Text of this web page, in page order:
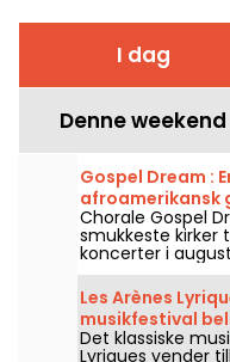
I dag
Denne weekend
Gospel Dream :
afroamerikansk
Paris
Chorale Gospel
smukkeste
koncerter i
fællesskabet og
gennem
salmer.
Les Arènes
musikfestival
højen
Det klassiske
Lyriques vender